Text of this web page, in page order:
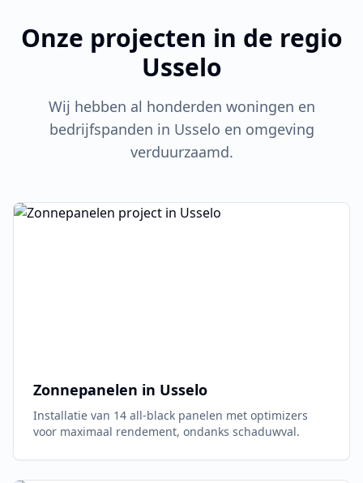
Onze projecten in de regio
Usselo
Wij hebben al honderden woningen en
bedrijfspanden in Usselo en omgeving
verduurzaamd.
Zonnepanelen in Usselo
Installatie van 14 all-black panelen met optimizers
voor maximaal rendement, ondanks schaduwval.